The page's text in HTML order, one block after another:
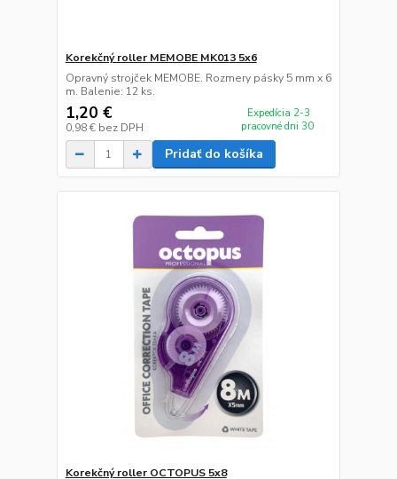
Korekčný roller MEMOBE MK013 5x6
Opravný strojček MEMOBE. Rozmery pásky 5 mm x 6
m. Balenie: 12 ks.
1,20 €
0,98 € bez DPH
Expedícia 2-3
pracovné dni 30
Pridať do košíka
Korekčný roller OCTOPUS 5x8